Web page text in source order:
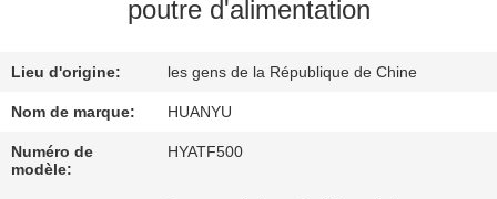
DE
QUALITÉ
poutre d'alimentation
Lieu d'origine: les gens de la République de Chine
Nom de marque: HUANYU
Numéro de
modèle:
HYATF500